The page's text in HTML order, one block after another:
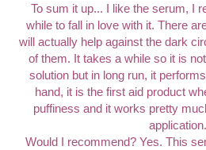
To sum it up... I like the serum, I
while to fall in love with it. There
will actually help against the dark
of them. It takes a while so it is
solution but in long run, it
hand, it is the first aid product
puffiness and it works pretty
application.
Would I recommend? Yes. This